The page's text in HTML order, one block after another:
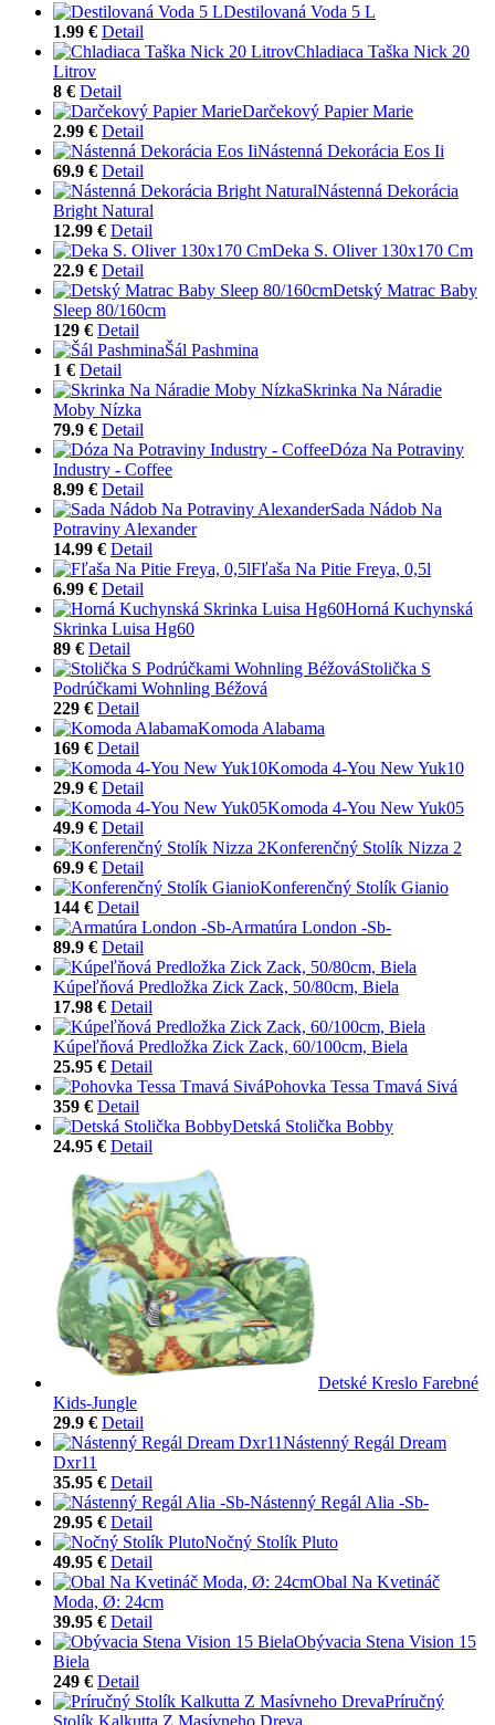
Destilovaná Voda 5 L
1.99 € Detail
Chladiaca Taška Nick 20
Litrov
8 € Detail
Darčekový Papier Marie
2.99 € Detail
Nástenná Dekorácia Eos Ii
69.9 € Detail
Nástenná Dekorácia
Bright Natural
12.99 € Detail
Deka S. Oliver 130x170 Cm
22.9 € Detail
Detský Matrac Baby
Sleep 80/160cm
129 € Detail
Šál Pashmina
1 € Detail
Skrinka Na Náradie
Moby Nízka
79.9 € Detail
Dóza Na Potraviny
Industry - Coffee
8.99 € Detail
Sada Nádob Na
Potraviny Alexander
14.99 € Detail
Fľaša Na Pitie Freya, 0,5l
6.99 € Detail
Horná Kuchynská
Skrinka Luisa Hg60
89 € Detail
Stolička S
Podrúčkami Wohnling Béžová
229 € Detail
Komoda Alabama
169 € Detail
Komoda 4-You New Yuk10
29.9 € Detail
Komoda 4-You New Yuk05
49.9 € Detail
Konferenčný Stolík Nizza 2
69.9 € Detail
Konferenčný Stolík Gianio
144 € Detail
Armatúra London -Sb-
89.9 € Detail
Kúpeľňová Predložka Zick Zack, 50/80cm, Biela
17.98 € Detail
Kúpeľňová Predložka Zick Zack, 60/100cm, Biela
25.95 € Detail
Pohovka Tessa Tmavá Sivá
359 € Detail
Detská Stolička Bobby
24.95 € Detail
Detské Kreslo Farebné
Kids-Jungle
29.9 € Detail
Nástenný Regál Dream
Dxr11
35.95 € Detail
Nástenný Regál Alia -Sb-
29.95 € Detail
Nočný Stolík Pluto
49.95 € Detail
Obal Na Kvetináč
Moda, Ø: 24cm
39.95 € Detail
Obývacia Stena Vision 15
Biela
249 € Detail
Príručný
Stolík Kalkutta Z Masívneho Dreva